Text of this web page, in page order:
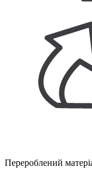
Перероблений